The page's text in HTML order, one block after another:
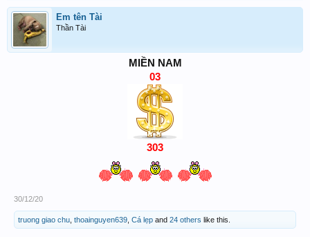
Em tên Tài
Thần Tài
MIỀN NAM
03
303
30/12/20
truong giao chu thoainguyen639 Cá lẹp and 24 others like this.